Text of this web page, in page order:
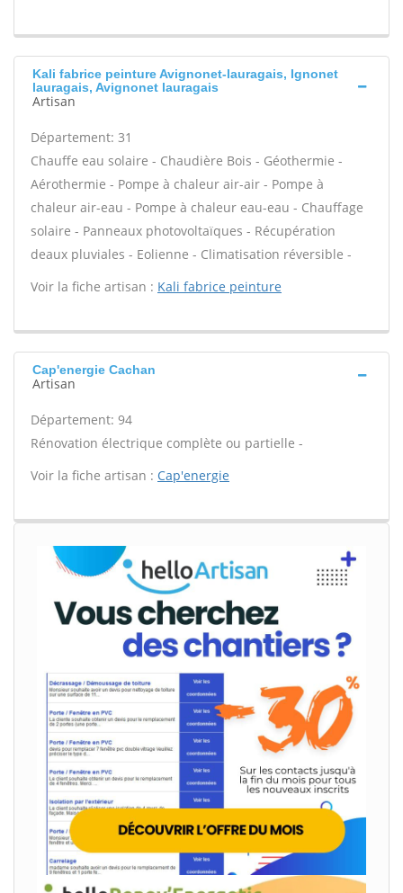
Kali fabrice peinture Avignonet-lauragais, Ignonet
lauragais, Avignonet lauragais
Artisan
Département: 31
Chauffe eau solaire - Chaudière Bois - Géothermie -
Aérothermie - Pompe à chaleur air-air - Pompe à
chaleur air-eau - Pompe à chaleur eau-eau - Chauffage
solaire - Panneaux photovoltaïques - Récupération
deaux pluviales - Eolienne - Climatisation réversible -
Voir la fiche artisan : Kali fabrice peinture
Cap'energie Cachan
Artisan
Département: 94
Rénovation électrique complète ou partielle -
Voir la fiche artisan : Cap'energie